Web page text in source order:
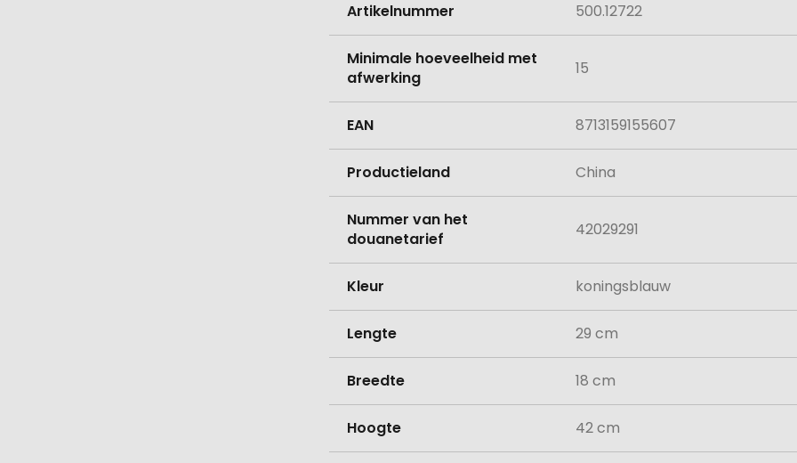
Artikelnummer 500.12722
Minimale hoeveelheid met
afwerking
15
EAN 8713159155607
Productieland China
Nummer van het
douanetarief
42029291
Kleur koningsblauw
Lengte 29 cm
Breedte 18 cm
Hoogte 42 cm